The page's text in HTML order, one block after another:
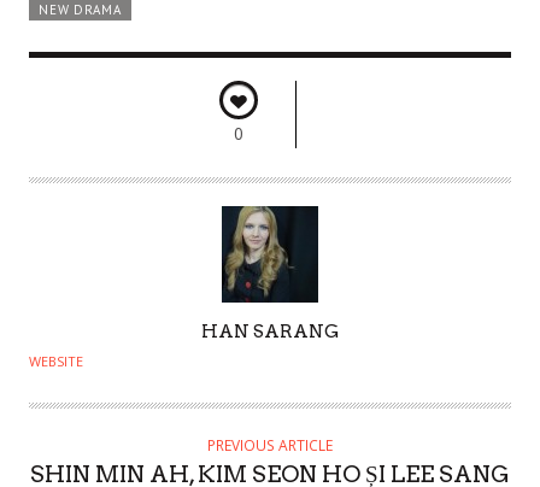
NEW DRAMA
0
U
H
R
HAN SARANG
WEBSITE
PREVIOUS ARTICLE
SHIN MIN AH, KIM SEON HO ȘI LEE SANG